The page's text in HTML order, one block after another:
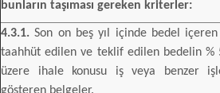
bunların taşıması gereken kriterler:
4.3.1. Son on beş yıl içinde bedel içeren
taahhüt edilen ve teklif edilen bedelin %
üzere ihale konusu iş veya benzer